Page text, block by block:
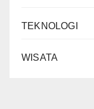
TEKNOLOGI
WISATA